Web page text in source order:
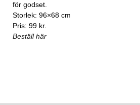
för godset.
Storlek: 96×68 cm
Pris: 99 kr.
Beställ här